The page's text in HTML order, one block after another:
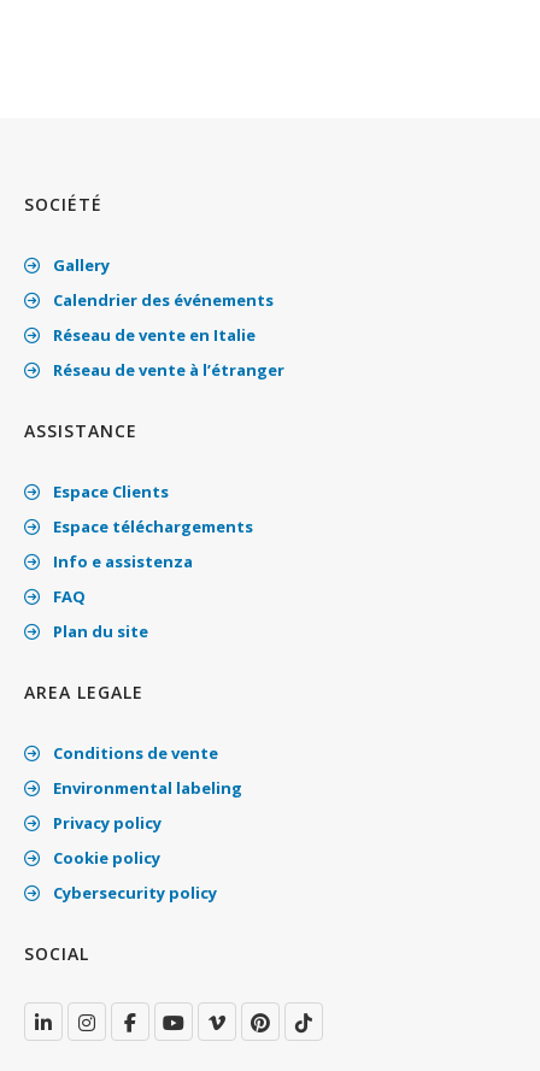
SOCIÉTÉ
Gallery
Calendrier des événements
Réseau de vente en Italie
Réseau de vente à l’étranger
ASSISTANCE
Espace Clients
Espace téléchargements
Info e assistenza
FAQ
Plan du site
AREA LEGALE
Conditions de vente
Environmental labeling
Privacy policy
Cookie policy
Cybersecurity policy
SOCIAL